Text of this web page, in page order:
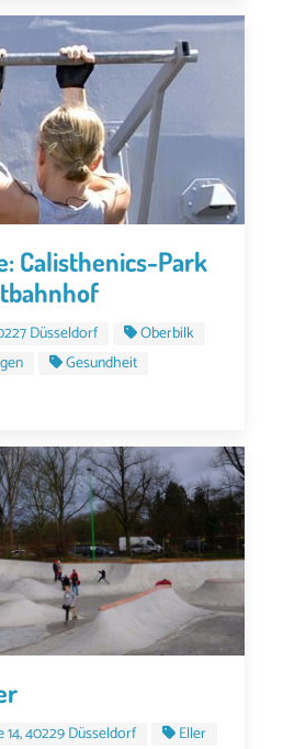
Calisthenics-Park
Düsseldorf
Oberbilk
Gesundheit
40229 Düsseldorf
Eller